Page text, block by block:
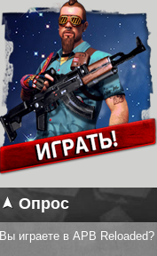
Опрос
Вы играете в APB Reloaded?